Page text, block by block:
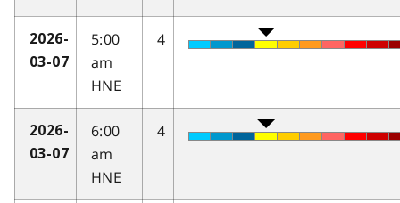
2026-
03-07
5:00
am
HNE
4
2026-
03-07
6:00
am
HNE
4